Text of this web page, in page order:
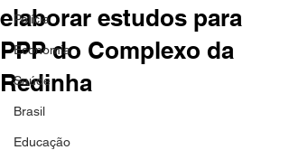
Polícia
Economia
Saúde
Brasil
Educação
elaborar estudos para
PPP do Complexo da
Redinha